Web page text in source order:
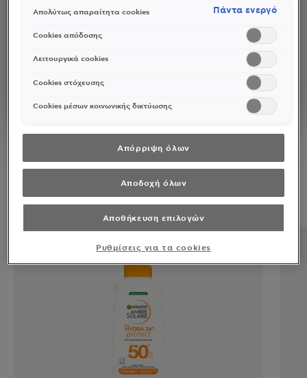
ΑΝΑΚΑΛΥΨΕ ΤΑ ΠΡΟΪΟΝΤΑ
ΜΑΣ
αναγνωρίσουμε τον browser/ τη συσκευή σας για τη
δημιουργία προφίλ με τα ενδιαφέροντά σας και να
σας δείχνουμε σχετικό διαφημιστικό περιεχόμενο σε
αποδεχθείτε cookies τα οποία δεν είναι απαραίτητα
(«Αποδοχή όλων»), να τα απορρίψετε («Απόρριψη
όλων») ή να ρυθμίσετε και να αποθηκεύσετε τις
επιλογές σας («Αποθήκευση επιλογών»). Μπορείτε
επίσης, ανά πάσα στιγμή, να ελέγξετε και να
ρυθμίσετε εκ νέου τις επιλογές σας (επιλέγοντας το
πληροφορίες μπορείτε να βρείτε στην
Απολύτως απαραίτητα cookies Πάντα ενεργό
Cookies απόδοσης
Λειτουργικά cookies
Cookies στόχευσης
Cookies μέσων κοινωνικής δικτύωσης
Απόρριψη όλων
Αποδοχή όλων
Αποθήκευση επιλογών
Ρυθμίσεις για τα cookies